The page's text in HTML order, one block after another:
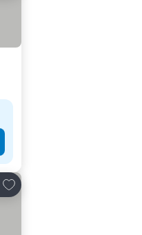
Favorilerime ekle